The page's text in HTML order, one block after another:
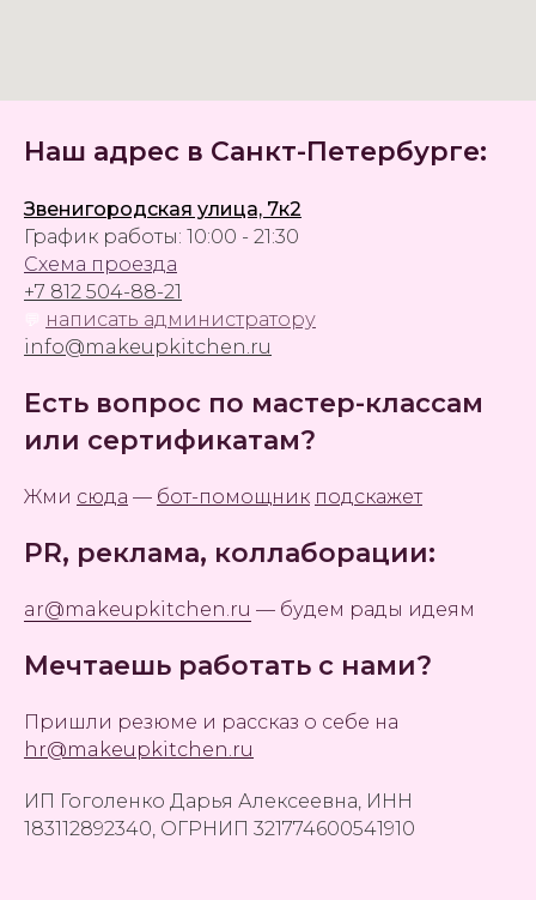
Наш адрес в Санкт-Петербурге:
Звенигородская улица, 7к2
График работы: 10:00 - 21:30
Схема проезда
+7 812 504-88-21
написать администратору
info@makeupkitchen.ru
Есть вопрос по мастер-классам
или сертификатам?
Жми сюда — бот-помощник подскажет
PR, реклама, коллаборации:
ar@makeupkitchen.ru — будем рады идеям
Мечтаешь работать с нами?
Пришли резюме и рассказ о себе на
hr@makeupkitchen.ru
ИП Гоголенко Дарья Алексеевна, ИНН
183112892340, ОГРНИП 321774600541910